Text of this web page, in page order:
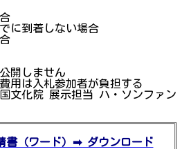
に到着しない場合
開しません
用は入札参加者が負担する
文化院 展示担当 ハ・ソンファン
書（ワード）➡ ダウンロード